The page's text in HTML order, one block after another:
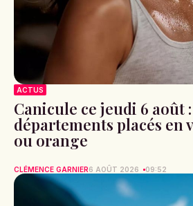
ACTUS
Canicule ce jeudi 6 août
départements placés en
ou orange
CLÉMENCE GARNIER6 AOÛT 2026 09:52